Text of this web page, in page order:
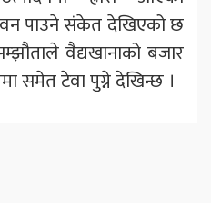
पाउने संकेत देखिएको छ
वैद्यखानाको बजार
समेत टेवा पुग्ने देखिन्छ ।